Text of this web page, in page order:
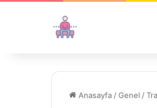
Anasayfa /Genel /